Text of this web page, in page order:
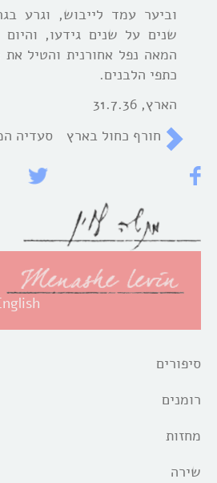
וביער עמד לייבוש, וגרע
שנים על שנים גידעו, והיום
המאה נפל אחורנית והטיל
כתפי הלבנים.
הארץ, 31.7.36
חורף כחול בארץ
סעדיה
סיפורים
רומנים
מחזות
שירה